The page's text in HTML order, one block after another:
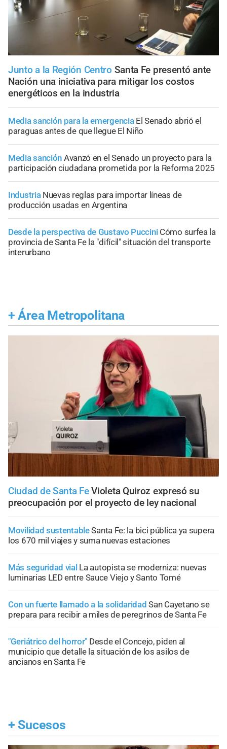
Junto a la Región Centro Santa Fe presentó ante
Nación una iniciativa para mitigar los costos
energéticos en la industria
Media sanción para la emergencia El Senado abrió el
paraguas antes de que llegue El Niño
Media sanción Avanzó en el Senado un proyecto para la
participación ciudadana prometida por la Reforma 2025
Industria Nuevas reglas para importar líneas de
producción usadas en Argentina
Desde la perspectiva de Gustavo Puccini Cómo surfea la
provincia de Santa Fe la "difícil" situación del transporte
interurbano
+ Área Metropolitana
Ciudad de Santa Fe Violeta Quiroz expresó su
preocupación por el proyecto de ley nacional
Movilidad sustentableSanta Fe: la bici pública ya supera
los 670 mil viajes y suma nuevas estaciones
Más seguridad vial La autopista se moderniza: nuevas
luminarias LED entre Sauce Viejo y Santo Tomé
Con un fuerte llamado a la solidaridad San Cayetano se
prepara para recibir a miles de peregrinos de Santa Fe
"Geriátrico del horror" Desde el Concejo, piden al
municipio que detalle la situación de los asilos de
ancianos en Santa Fe
+ Sucesos